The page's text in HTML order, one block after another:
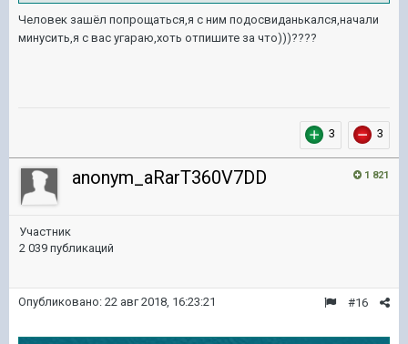
Человек зашёл попрощаться,я с ним подосвиданькался,начали
минусить,я с вас угараю,хоть отпишите за что)))????
3 3
1 821
anonym_aRarT360V7DD
Участник
2 039 публикаций
#16
Опубликовано: 22 авг 2018, 16:23:21